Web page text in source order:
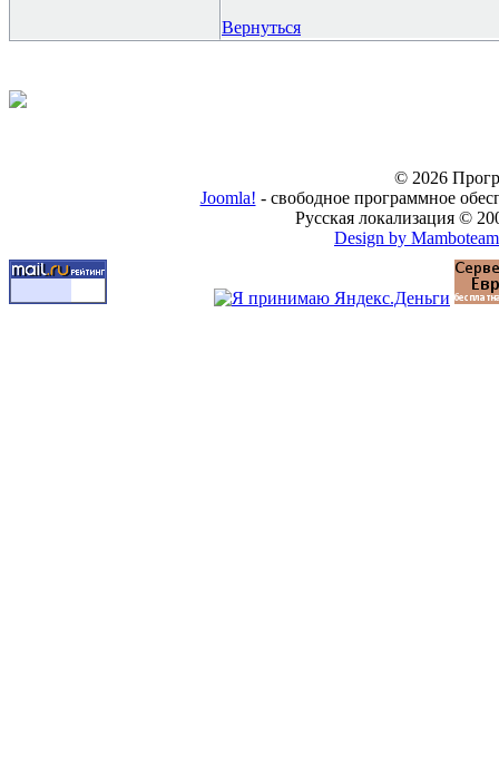
Вернуться
© 2026
Joomla! - свободное программное
Русская локализация ©
Design by